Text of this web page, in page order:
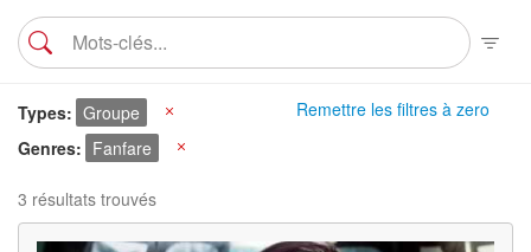
Remettre les filtres à zero
Types Groupe
Genres
Fanfare
3 résultats trouvés